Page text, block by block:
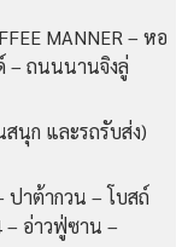
MANNER – หอ
– ถนนนานจิงลู่
นุก และรถรับส่ง)
ปาต้ากวน – โบสถ์
– อ่าวฟู่ซาน –